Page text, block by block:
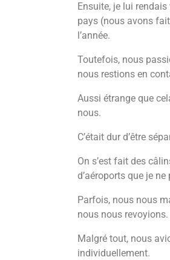
Ensuite, je lui
pays (nous avons
l’année.
Toutefois, nous
nous restions en
Aussi étrange que
nous.
C’était dur d’être
On s’est fait des
d’aéroports que je ne
Parfois, nous nous
nous nous revoyions.
Malgré tout, nous
individuellement.